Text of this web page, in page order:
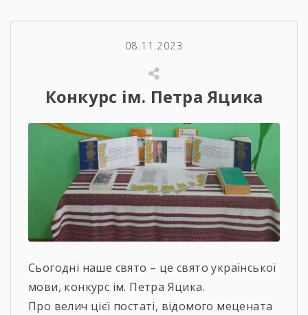
08.11.2023
Конкурс ім. Петра Яцика
Сьогодні наше свято – це свято української
мови, конкурс ім. Петра Яцика.
Про велич цієї постаті, відомого мецената